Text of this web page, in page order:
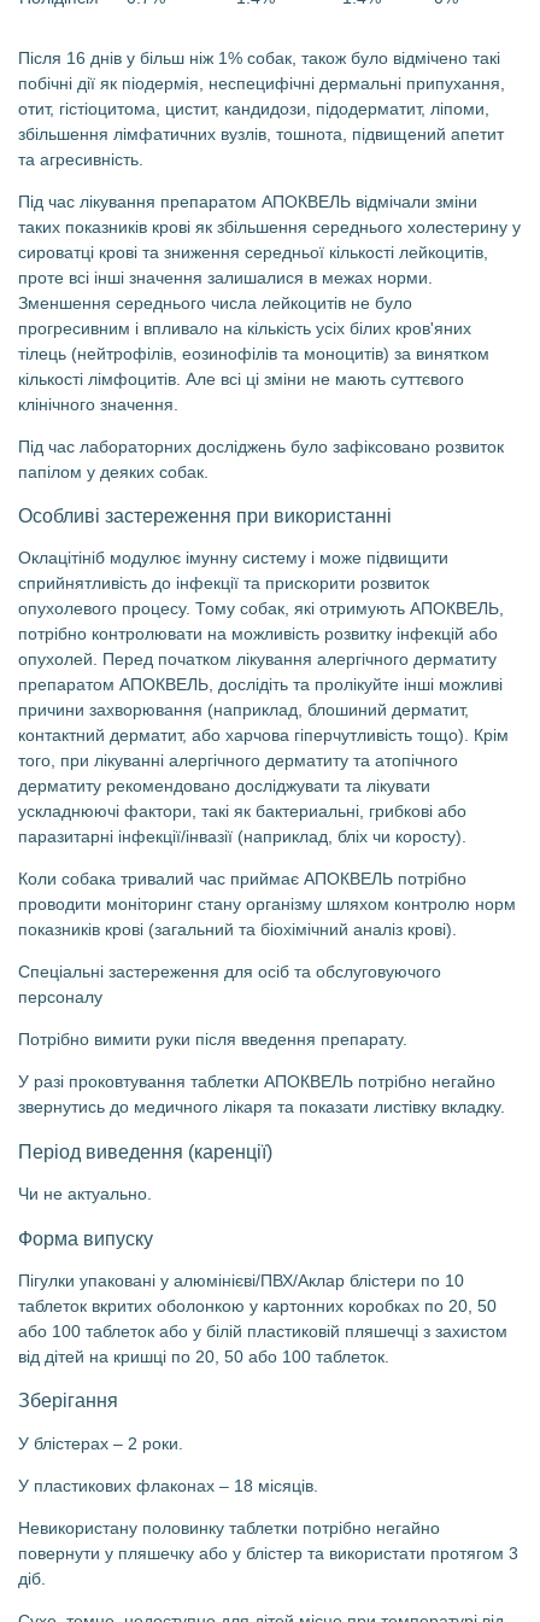
Після 16 днів у більш ніж 1% собак, також було відмічено такі
побічні дії як піодермія, неспецифічні дермальні припухання,
отит, гістіоцитома, цистит, кандидози, підодерматит, ліпоми,
збільшення лімфатичних вузлів, тошнота, підвищений апетит
та агресивність.
Під час лікування препаратом АПОКВЕЛЬ відмічали зміни
таких показників крові як збільшення середнього холестерину у
сироватці крові та зниження середньої кількості лейкоцитів,
проте всі інші значення залишалися в межах норми.
Зменшення середнього числа лейкоцитів не було
прогресивним і впливало на кількість усіх білих кров'яних
тілець (нейтрофілів, еозинофілів та моноцитів) за винятком
кількості лімфоцитів. Але всі ці зміни не мають суттєвого
клінічного значення.
Під час лабораторних досліджень було зафіксовано розвиток
папілом у деяких собак.
Особливі застереження при використанні
Оклацітініб модулює імунну систему і може підвищити
сприйнятливість до інфекції та прискорити розвиток
опухолевого процесу. Тому собак, які отримують АПОКВЕЛЬ,
потрібно контролювати на можливість розвитку інфекцій або
опухолей. Перед початком лікування алергічного дерматиту
препаратом АПОКВЕЛЬ, дослідіть та пролікуйте інші можливі
причини захворювання (наприклад, блошиний дерматит,
контактний дерматит, або харчова гіперчутливість тощо). Крім
того, при лікуванні алергічного дерматиту та атопічного
дерматиту рекомендовано досліджувати та лікувати
ускладнюючі фактори, такі як бактериальні, грибкові або
паразитарні інфекції/інвазії (наприклад, бліх чи коросту).
Коли собака тривалий час приймає АПОКВЕЛЬ потрібно
проводити моніторинг стану організму шляхом контролю норм
показників крові (загальний та біохімічний аналіз крові).
Спеціальні застереження для осіб та обслуговуючого
персоналу
Потрібно вимити руки після введення препарату.
У разі проковтування таблетки АПОКВЕЛЬ потрібно негайно
звернутись до медичного лікаря та показати листівку вкладку.
Період виведення (каренції)
Чи не актуально.
Форма випуску
Пігулки упаковані у алюмінієві/ПВХ/Аклар блістери по 10
таблеток вкритих оболонкою у картонних коробках по 20, 50
або 100 таблеток або у білій пластиковій пляшечці з захистом
від дітей на кришці по 20, 50 або 100 таблеток.
Зберігання
У блістерах – 2 роки.
У пластикових флаконах – 18 місяців.
Невикористану половинку таблетки потрібно негайно
повернути у пляшечку або у блістер та використати протягом 3
діб.